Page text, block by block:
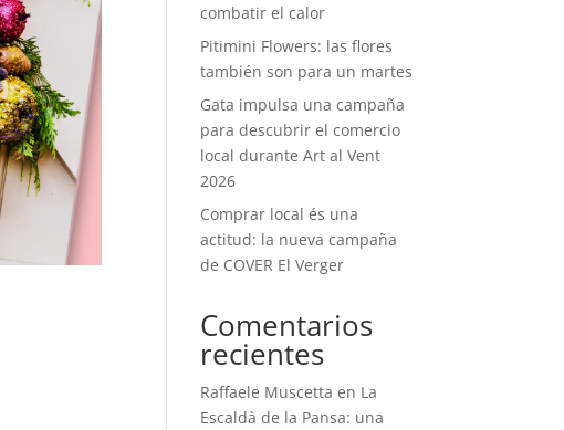
combatir el calor
Pitimini Flowers: las flores
también son para un martes
Gata impulsa una campaña
para descubrir el comercio
local durante Art al Vent
2026
Comprar local és una
actitud: la nueva campaña
de COVER El Verger
Comentarios
recientes
Raffaele Muscetta en La
Escaldà de la Pansa: una